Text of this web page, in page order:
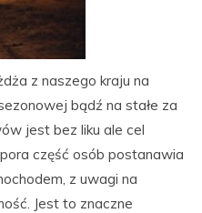
z naszego kraju na
bądź na stałe za
jest bez liku ale cel
część osób postanawia
z uwagi na
Jest to znaczne